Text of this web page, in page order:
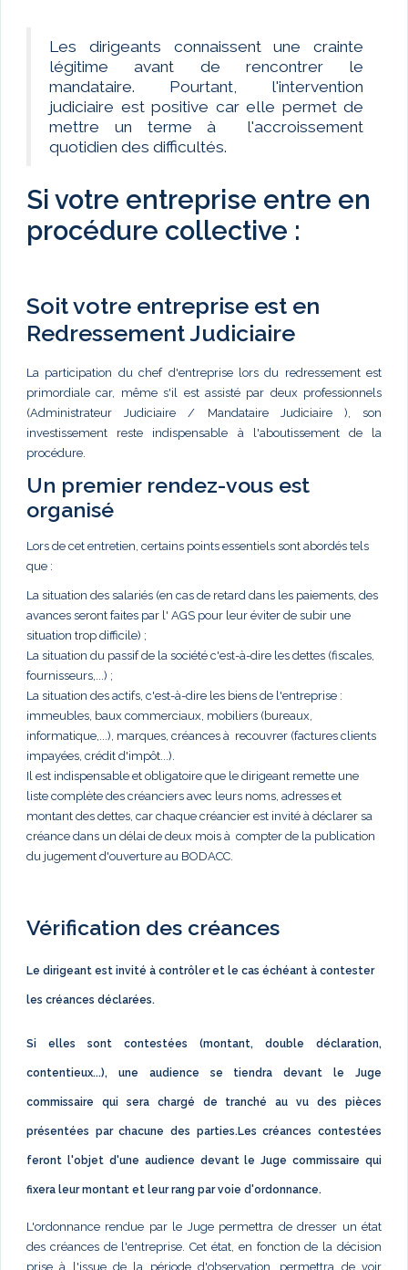
Les dirigeants connaissent une crainte
légitime avant de rencontrer le
mandataire. Pourtant, l'intervention
judiciaire est positive car elle permet de
mettre un terme à l'accroissement
quotidien des difficultés.
Si votre entreprise entre en
procédure collective :
Soit votre entreprise est en
Redressement Judiciaire
La participation du chef d'entreprise lors du redressement est
primordiale car, même s'il est assisté par deux professionnels
(Administrateur Judiciaire / Mandataire Judiciaire ), son
investissement reste indispensable à l'aboutissement de la
procédure.
Un premier rendez-vous est
organisé
Lors de cet entretien, certains points essentiels sont abordés tels
que :
La situation des salariés (en cas de retard dans les paiements, des
avances seront faites par l' AGS pour leur éviter de subir une
situation trop difficile) ;
La situation du passif de la société c'est-à-dire les dettes (fiscales,
fournisseurs,...) ;
La situation des actifs, c'est-à-dire les biens de l'entreprise :
immeubles, baux commerciaux, mobiliers (bureaux,
informatique,...), marques, créances à recouvrer (factures clients
impayées, crédit d'impôt...).
Il est indispensable et obligatoire que le dirigeant remette une
liste complète des créanciers avec leurs noms, adresses et
montant des dettes, car chaque créancier est invité à déclarer sa
créance dans un délai de deux mois à compter de la publication
du jugement d'ouverture au BODACC.
Vérification des créances
Le dirigeant est invité à contrôler et le cas échéant à contester
les créances déclarées.
Si elles sont contestées (montant, double déclaration,
contentieux...), une audience se tiendra devant le Juge
commissaire qui sera chargé de tranché au vu des pièces
présentées par chacune des parties.Les créances contestées
feront l'objet d'une audience devant le Juge commissaire qui
fixera leur montant et leur rang par voie d'ordonnance.
L'ordonnance rendue par le Juge permettra de dresser un état
des créances de l'entreprise. Cet état, en fonction de la décision
prise à l'issue de la période d'observation, permettra de voir